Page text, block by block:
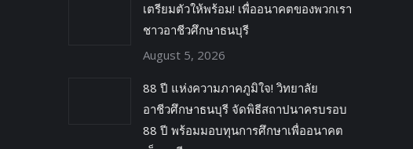
เตรียมตัวให้พร้อม! เพื่ออนาคตของพวกเรา
ชาวอาชีวศึกษาธนบุรี
August 5, 2026
88 ปี แห่งความภาคภูมิใจ! วิทยาลัย
อาชีวศึกษาธนบุรี จัดพิธีสถาปนาครบรอบ
88 ปี พร้อมมอบทุนการศึกษาเพื่ออนาคต